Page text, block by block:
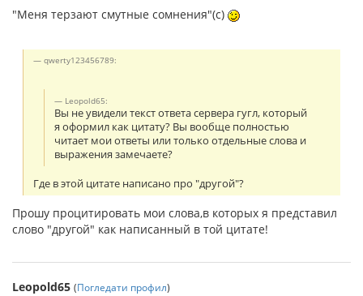
"Меня терзают смутные сомнения"(с)
qwerty123456789:
Leopold65:
Вы не увидели текст ответа сервера гугл, который
я оформил как цитату? Вы вообще полностью
читает мои ответы или только отдельные слова и
выражения замечаете?
Где в этой цитате написано про "другой"?
Прошу процитировать мои слова,в которых я представил
слово "другой" как написанный в той цитате!
Leopold65 (Погледати профил)